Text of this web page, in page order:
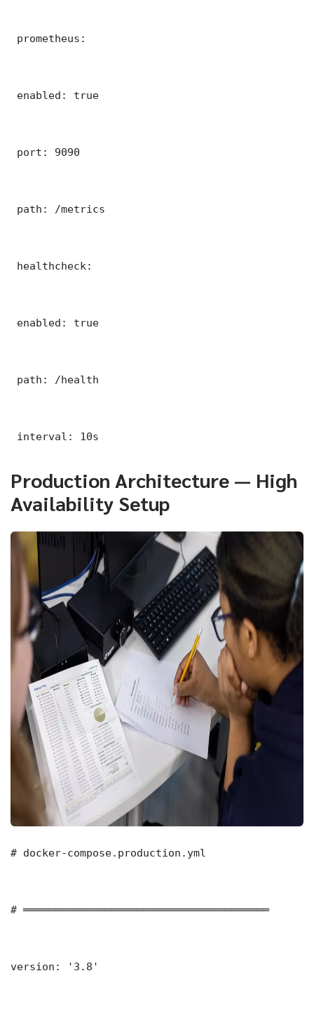
prometheus:
enabled: true
port: 9090
path: /metrics
healthcheck:
enabled: true
path: /health
interval: 10s
Production Architecture — High
Availability Setup
# docker-compose.production.yml
# ═══════════════════════════════════════
version: '3.8'